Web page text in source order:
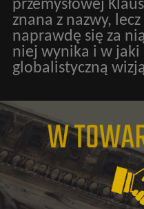
przemysłowej
znana z nazwy,
naprawdę się za
niej wynika i w jaki
globalistyczną